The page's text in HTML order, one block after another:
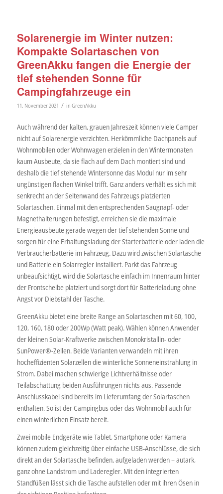
Solarenergie im Winter nutzen:
Kompakte Solartaschen von
GreenAkku fangen die Energie der
tief stehenden Sonne für
Campingfahrzeuge ein
11. November 2021 / in GreenAkku
Auch während der kalten, grauen Jahreszeit können viele Camper
nicht auf Solarenergie verzichten. Herkömmliche Dachpanels auf
Wohnmobilen oder Wohnwagen erzielen in den Wintermonaten
kaum Ausbeute, da sie flach auf dem Dach montiert sind und
deshalb die tief stehende Wintersonne das Modul nur im sehr
ungünstigen flachen Winkel trifft. Ganz anders verhält es sich mit
senkrecht an der Seitenwand des Fahrzeugs platzierten
Solartaschen. Einmal mit den entsprechenden Saugnapf- oder
Magnethalterungen befestigt, erreichen sie die maximale
Energieausbeute gerade wegen der tief stehenden Sonne und
sorgen für eine Erhaltungsladung der Starterbatterie oder laden die
Verbraucherbatterie im Fahrzeug. Dazu wird zwischen Solartasche
und Batterie ein Solarregler installiert. Parkt das Fahrzeug
unbeaufsichtigt, wird die Solartasche einfach im Innenraum hinter
der Frontscheibe platziert und sorgt dort für Batterieladung ohne
Angst vor Diebstahl der Tasche.
GreenAkku bietet eine breite Range an Solartaschen mit 60, 100,
120, 160, 180 oder 200Wp (Watt peak). Wählen können Anwender
der kleinen Solar-Kraftwerke zwischen Monokristallin- oder
SunPower®-Zellen. Beide Varianten verwandeln mit ihren
hocheffizienten Solarzellen die winterliche Sonneneinstrahlung in
Strom. Dabei machen schwierige Lichtverhältnisse oder
Teilabschattung beiden Ausführungen nichts aus. Passende
Anschlusskabel sind bereits im Lieferumfang der Solartaschen
enthalten. So ist der Campingbus oder das Wohnmobil auch für
einen winterlichen Einsatz bereit.
Zwei mobile Endgeräte wie Tablet, Smartphone oder Kamera
können zudem gleichzeitig über einfache USB-Anschlüsse, die sich
direkt an der Solartasche befinden, aufgeladen werden – autark,
ganz ohne Landstrom und Laderegler. Mit den integrierten
Standfüßen lässt sich die Tasche aufstellen oder mit ihren Ösen in